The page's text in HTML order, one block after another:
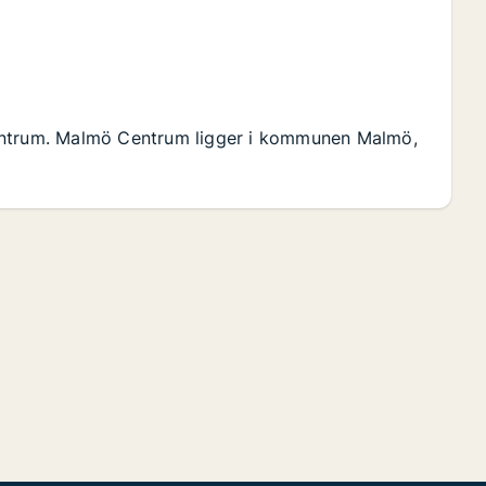
Malmö Centrum ligger i kommunen Malmö,